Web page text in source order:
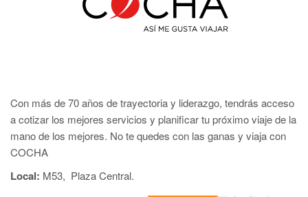
Con más de 70 años de trayectoria y liderazgo, tendrás acceso
a cotizar los mejores servicios y planificar tu próximo viaje de la
mano de los mejores. No te quedes con las ganas y viaja con
COCHA
Local: M53, Plaza Central.